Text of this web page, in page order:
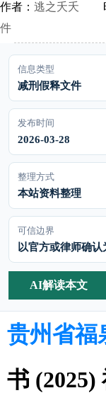
作者： 逃之夭夭
件
信息类型
减刑假释文件
发布时间
2026-03-28
整理方式
本站资料整理
可信边界
以官方或律师确认
AI解读本文
贵州省福
书 (2025)